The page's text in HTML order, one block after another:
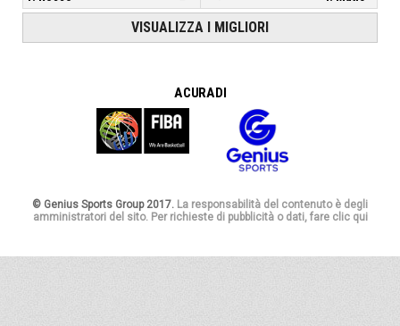
VISUALIZZA I MIGLIORI
A CURA DI
© Genius Sports Group 2017. La responsabilità del contenuto è degli
amministratori del sito. Per richieste di pubblicità o dati, fare clic qui